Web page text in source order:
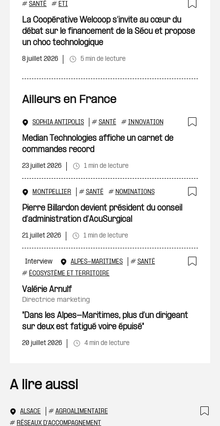
# SANTÉ # ETI
La Coopérative Welcoop s’invite au cœur du
débat sur le financement de la Sécu et propose
un choc technologique
8 juillet 2026 5 min de lecture
Ailleurs en France
SOPHIA ANTIPOLIS # SANTÉ # INNOVATION
Median Technologies affiche un carnet de
commandes record
23 juillet 2026 1 min de lecture
MONTPELLIER # SANTÉ # NOMINATIONS
Pierre Billardon devient président du conseil
d’administration d’AcuSurgical
21 juillet 2026 1 min de lecture
Interview ALPES-MARITIMES # SANTÉ
# ÉCOSYSTÈME ET TERRITOIRE
Valérie Arnulf
directrice marketing
"Dans les Alpes-Maritimes, plus d’un dirigeant
sur deux est fatigué voire épuisé"
20 juillet 2026 4 min de lecture
A lire aussi
ALSACE # AGROALIMENTAIRE
# RÉSEAUX D'ACCOMPAGNEMENT